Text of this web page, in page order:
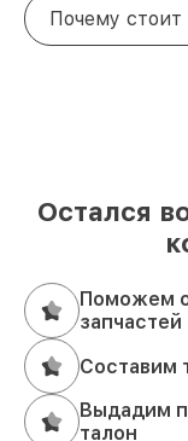
Почему стоит
Остался
Поможем
запчастей
Составим
Выдадим
талон